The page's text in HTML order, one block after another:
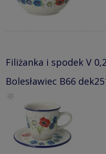
Filiżanka i spodek V
Bolesławiec B66